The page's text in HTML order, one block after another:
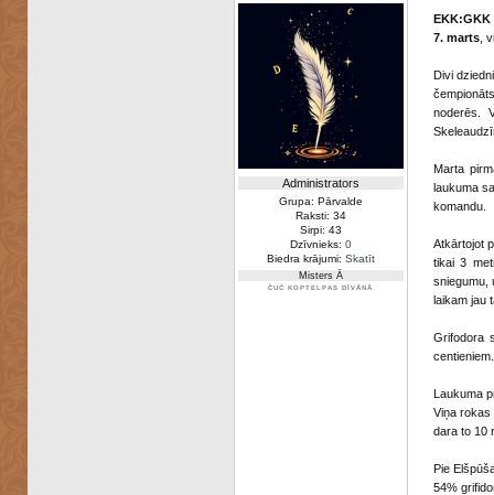
Administrators
Grupa: Pārvalde
Raksti: 34
Sirpi: 43
Dzīvnieks: 0
Biedra krājumi: Skatīt
Misters Ā
ČUČ KOPTELPAS DĪVĀNĀ
EKK:GKK
7. marts,
Divi
noderēs.
Marta
laukuma
komandu.
Atkārtojot
tikai 3
sniegumu,
laikam jau
Grifodora
centieniem.
Laukuma
Viņa
dara to 10
Pie
54%